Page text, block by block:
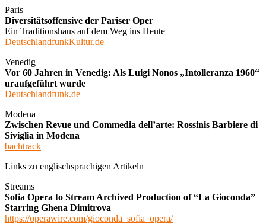
Paris
Diversitätsoffensive der Pariser Oper
Ein Traditionshaus auf dem Weg ins Heute
DeutschlandfunkKultur.de
Venedig
Vor 60 Jahren in Venedig: Als Luigi Nonos „Intolleranza 1960“
uraufgeführt wurde
Deutschlandfunk.de
Modena
Zwischen Revue und Commedia dell’arte: Rossinis Barbiere di
Siviglia in Modena
bachtrack
Links zu englischsprachigen Artikeln
Streams
Sofia Opera to Stream Archived Production of “La Gioconda”
Starring Ghena Dimitrova
https://operawire.com/gioconda_sofia_opera/